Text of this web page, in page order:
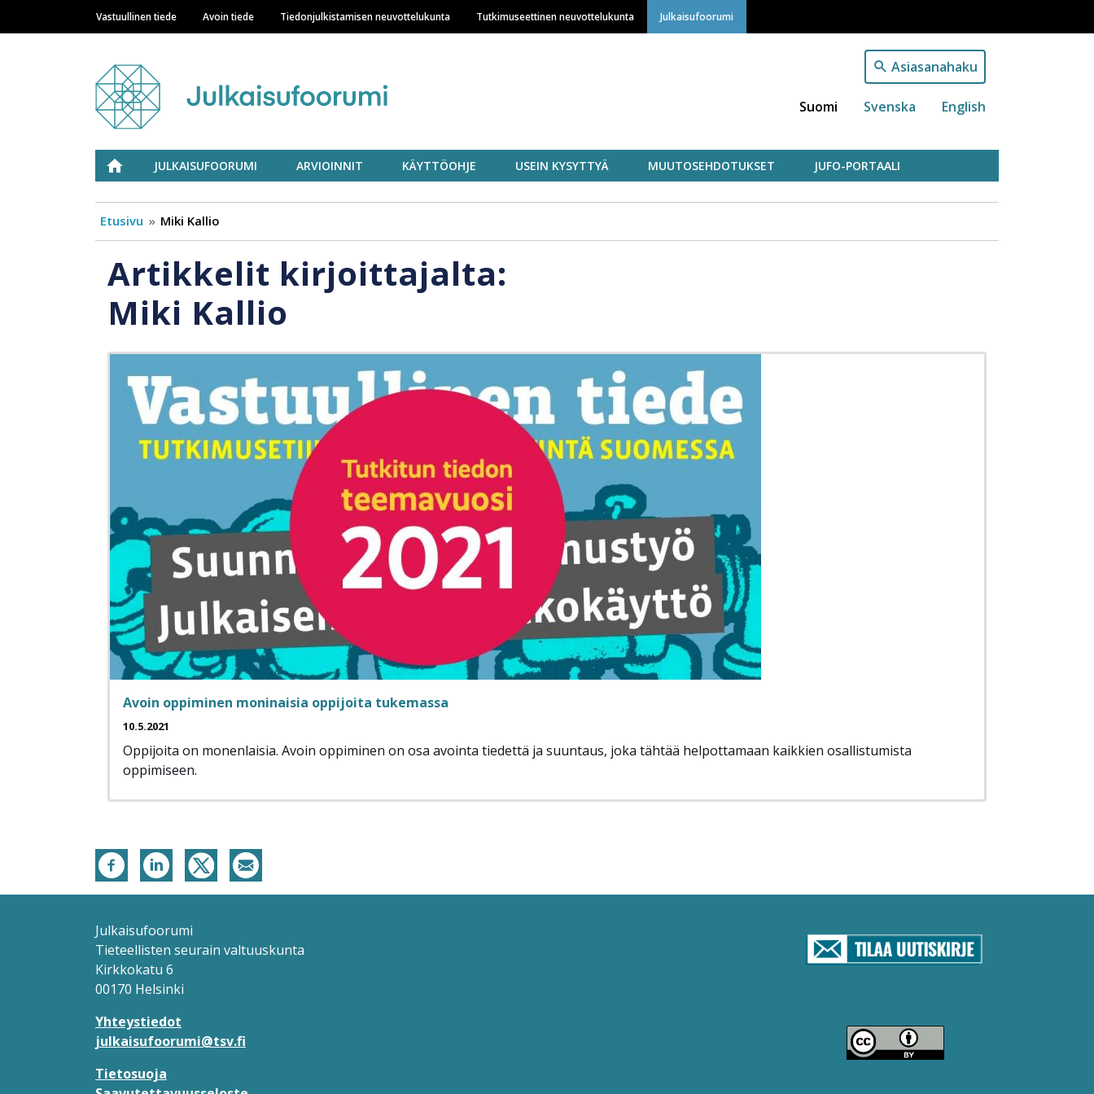
Hyppää
pääsisältöön
Main navigation
Vastuullinen tiede Avoin tiede Tiedonjulkistamisen neuvottelukunta Tutkimuseettinen neuvottelukunta Julkaisufoorumi
Asiasanahaku
Suomi Svenska English
Julkaisufoorumi
ETUSIVUJULKAISUFOORUMI ARVIOINNIT KÄYTTÖOHJE USEIN KYSYTTYÄ MUUTOSEHDOTUKSET JUFO-PORTAALI
Etusivu Miki Kallio
Artikkelit kirjoittajalta:
Miki Kallio
Avoin oppiminen moninaisia oppijoita tukemassa
10.5.2021
Oppijoita on monenlaisia. Avoin oppiminen on osa avointa tiedettä ja suuntaus, joka tähtää helpottamaan kaikkien osallistumista
oppimiseen.
Julkaisufoorumi
Tieteellisten seurain valtuuskunta
Kirkkokatu 6
00170 Helsinki
Yhteystiedot
julkaisufoorumi@tsv.fi
Tietosuoja